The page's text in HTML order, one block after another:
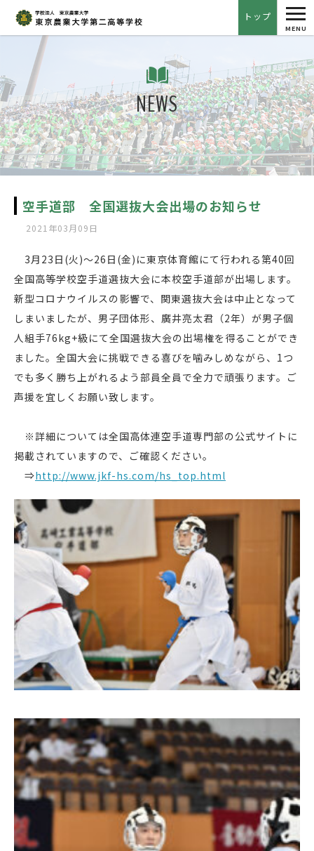
トップ
MENU
NEWS
空手道部 全国選抜大会出場のお知らせ
2021年03月09日
3月23日(火)〜26日(金)に東京体育館にて行われる第40回
全国高等学校空手道選抜大会に本校空手道部が出場します。
新型コロナウイルスの影響で、関東選抜大会は中止となって
しまいましたが、男子団体形、廣井亮太君（2年）が男子個
人組手76kg+級にて全国選抜大会の出場権を得ることができ
ました。全国大会に挑戦できる喜びを噛みしめながら、1つ
でも多く勝ち上がれるよう部員全員で全力で頑張ります。ご
声援を宜しくお願い致します。
※詳細については全国高体連空手道専門部の公式サイトに
掲載されていますので、ご確認ください。
⇒http://www.jkf-hs.com/hs_top.html